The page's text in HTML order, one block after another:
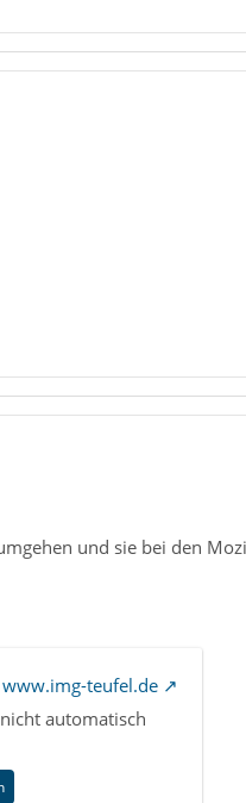
und sie bei den
www.img-teufel.de
automatisch